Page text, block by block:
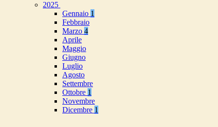
2025
Gennaio 1
Febbraio
Marzo 4
Aprile
Maggio
Giugno
Luglio
Agosto
Settembre
Ottobre 1
Novembre
Dicembre 1